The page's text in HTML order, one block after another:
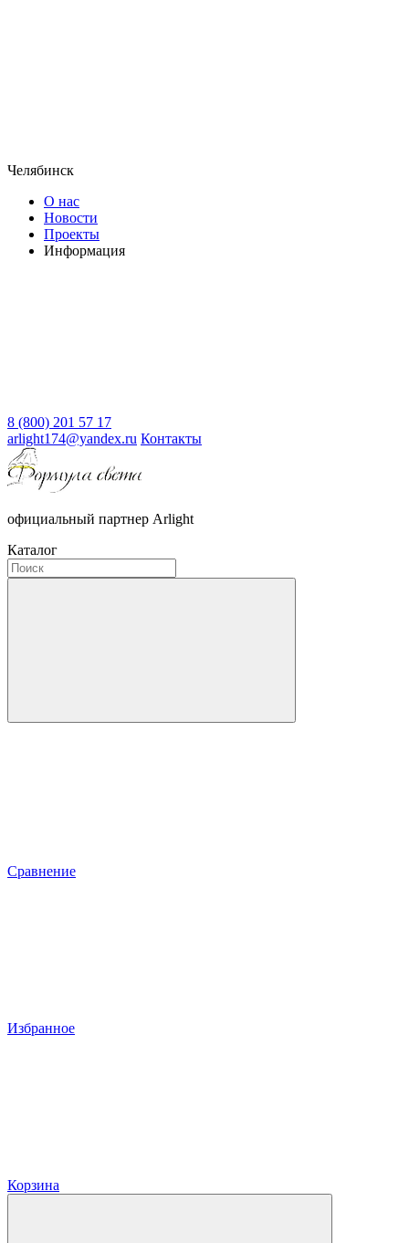
Челябинск
О нас
Новости
Проекты
Информация
8 (800) 201 57 17
arlight174@yandex.ru Контакты
официальный партнер Arlight
Каталог
Сравнение
Избранное
Корзина